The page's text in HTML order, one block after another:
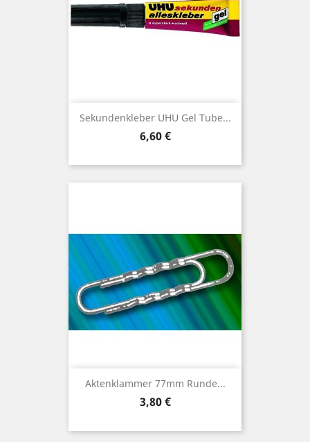
Sekundenkleber UHU Gel Tube...
Preis
6,60 €
Aktenklammer 77mm Runde...
Preis
3,80 €